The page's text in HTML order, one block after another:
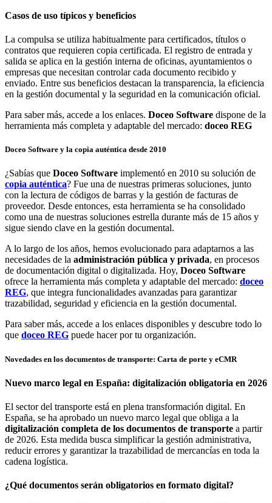
Casos de uso típicos y beneficios
La compulsa se utiliza habitualmente para certificados, títulos o
contratos que requieren copia certificada. El registro de entrada y
salida se aplica en la gestión interna de oficinas, ayuntamientos o
empresas que necesitan controlar cada documento recibido y
enviado. Entre sus beneficios destacan la transparencia, la eficiencia
en la gestión documental y la seguridad en la comunicación oficial.
Para saber más, accede a los enlaces. Doceo Software dispone de la
herramienta más completa y adaptable del mercado: doceo REG
Doceo Software y la copia auténtica desde 2010
¿Sabías que Doceo Software implementó en 2010 su solución de
copia auténtica? Fue una de nuestras primeras soluciones, junto
con la lectura de códigos de barras y la gestión de facturas de
proveedor. Desde entonces, esta herramienta se ha consolidado
como una de nuestras soluciones estrella durante más de 15 años y
sigue siendo clave en la gestión documental.
A lo largo de los años, hemos evolucionado para adaptarnos a las
necesidades de la administración pública y privada, en procesos
de documentación digital o digitalizada. Hoy, Doceo Software
ofrece la herramienta más completa y adaptable del mercado: doceo
REG, que integra funcionalidades avanzadas para garantizar
trazabilidad, seguridad y eficiencia en la gestión documental.
Para saber más, accede a los enlaces disponibles y descubre todo lo
que doceo REG puede hacer por tu organización.
Novedades en los documentos de transporte: Carta de porte y eCMR
Nuevo marco legal en España: digitalización obligatoria en 2026
El sector del transporte está en plena transformación digital. En
España, se ha aprobado un nuevo marco legal que obliga a la
digitalización completa de los documentos de transporte a partir
de 2026. Esta medida busca simplificar la gestión administrativa,
reducir errores y garantizar la trazabilidad de mercancías en toda la
cadena logística.
¿Qué documentos serán obligatorios en formato digital?